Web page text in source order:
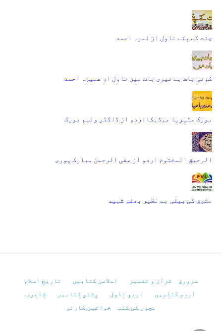
جنت کے پتے ناول از نمرہ احمد
کوئی بات ہے تیری بات میں ناول از عمیرہ احمد
بورک مٹیریا میڈیکااردو از ڈاکٹر ولیم بورک
الرحیق المختوم اردو از صفی الرحمن مبارک پوری
مشرق کی بیٹی بے نظیر بھٹو شہید
سرورق قرآن و تفسیر اسلامی کتابیں
تاریخِ اسلام
اردو کتابیں
اردو ناول پشتو کتابیں
شاعری
بچوں کی کتب
خواتین کارنر